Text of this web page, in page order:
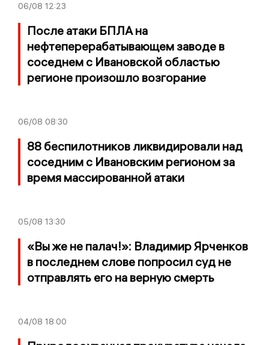
06/08 12:23
После атаки БПЛА на
нефтеперерабатывающем заводе в
соседнем с Ивановской областью
регионе произошло возгорание
06/08 08:30
88 беспилотников ликвидировали над
соседним с Ивановским регионом за
время массированной атаки
05/08 13:30
«Вы же не палач!»: Владимир Ярченков
в последнем слове попросил суд не
отправлять его на верную смерть
04/08 18:00